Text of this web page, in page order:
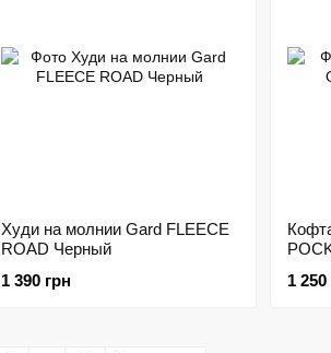
Худи на молнии Gard FLEECE
ROAD Черный
1 390 грн
1 250